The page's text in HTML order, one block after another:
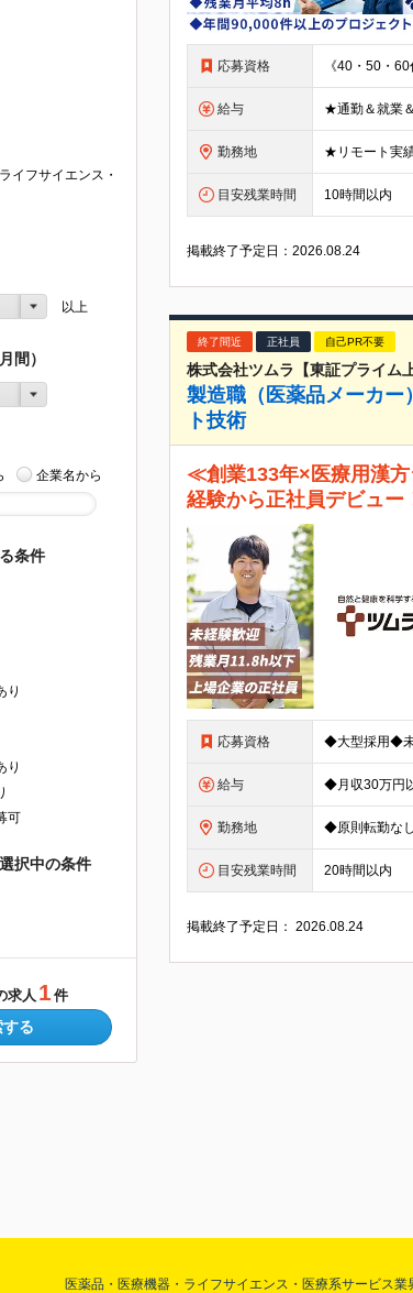
イフサイエンス・
以上
間）
企業名から
条件
り
り
可
択中の条件
求人 1 件
る
応募資格
給与
勤務地
目安残業時間 10時間以内
掲載終了予定日：2026.08.24
終了間近 正社員 自己PR不要
株式会社ツムラ【東証プライム
製造職（医薬品メーカー
ト技術
≪創業133年×医療用漢
経験から正社員デビュー
応募資格
給与
勤務地
目安残業時間 20時間以内
掲載終了予定日：2026.08.24
医薬品・医療機器・ライフサイエンス・医療系サービス